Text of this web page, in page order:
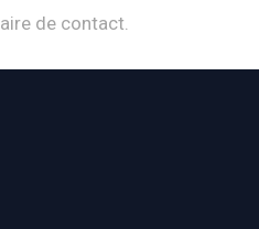
de contact.